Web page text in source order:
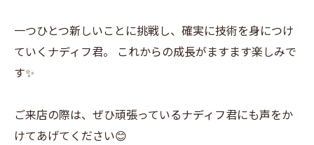
一つひとつ新しいことに挑戦し、確実に技術を身につけ
ていくナディフ君。 これからの成長がますます楽しみで
す✨
ご来店の際は、ぜひ頑張っているナディフ君にも声をか
けてあげてください😊